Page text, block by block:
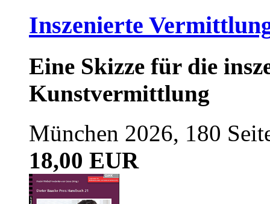
Inszenierte
Eine Skizze für die
Kunstvermittlung
München 2026, 180
18,00 EUR